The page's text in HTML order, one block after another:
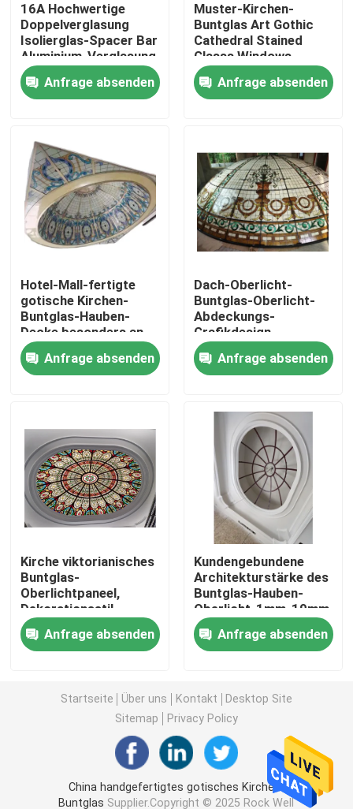
Produkte
Videos
Über uns
Fabrik-Ausflug
Qualitätskontrolle
Treten Sie mit uns in Verbindung
Fordern Sie ein Zitat
Butyl-Abstandshalter
Georgische Stange Windows
Warm-Edge-Abstandshalter
Butyl-Dichtungsband
Korkunterlage
Molekularsiebtrockenmittel
Eckverbinder aus Kunststoff
16A Hochwertige
Doppelverglasung
Isolierglas-Spacer Bar
Aluminium-Verglasung
Spacer Bars für
Hohlfenster & Tür
Anfrage absenden
Muster-Kirchen-
Buntglas Art Gothic
Cathedral Stained
Glasss Windows
kundenspezifisches
Anfrage absenden
Hotel-Mall-fertigte
gotische Kirchen-
Buntglas-Hauben-
Decke besonders an
Anfrage absenden
Dach-Oberlicht-
Buntglas-Oberlicht-
Abdeckungs-
Grafikdesign-
Buntglas-Decke
Anfrage absenden
Kirche viktorianisches
Buntglas-
Oberlichtpaneel,
Dekorationsstil,
Oberlichtglas
Anfrage absenden
Kundengebundene
Architekturstärke des
Buntglas-Hauben-
Oberlicht-1mm-19mm
Anfrage absenden
Startseite Über uns Kontakt
Desktop Site
Sitemap
Privacy Policy
China handgefertigtes gotisches Kirchen-
Buntglas Supplier.Copyright © 2025 Rock Well